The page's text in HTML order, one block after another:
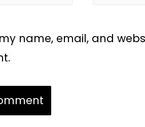
name, email, and